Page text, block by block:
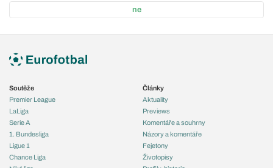
ne
Soutěže
Premier League
LaLiga
Serie A
1. Bundesliga
Ligue 1
Chance Liga
Články
Aktuality
Previews
Komentáře a souhrny
Názory a komentáře
Fejetony
Životopisy